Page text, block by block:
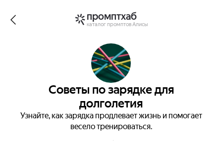
промптхаб
каталог промптов Алисы
Советы по зарядке для
долголетия
Узнайте, как зарядка продлевает жизнь и помогает
весело тренироваться.